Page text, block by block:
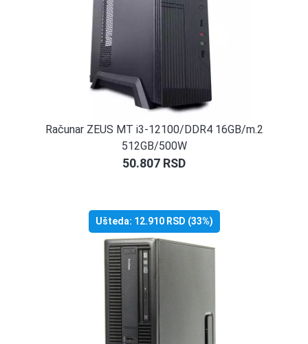
Računar ZEUS MT i3-12100/DDR4 16GB/m.2
512GB/500W
50.807 RSD
Ušteda: 12.910 RSD (33%)